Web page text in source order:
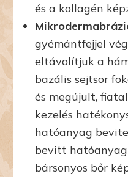
és a kollagén
gyémántfejjel
eltávolítjuk a
bazális sejtsor
és megújult,
kezelés
hatóanyag
bevitt
bársonyos bőr